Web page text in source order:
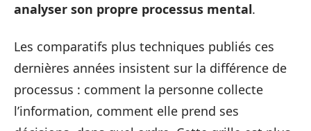
analyser son propre processus mental.
Les comparatifs plus techniques publiés ces
dernières années insistent sur la différence de
processus : comment la personne collecte
l’information, comment elle prend ses